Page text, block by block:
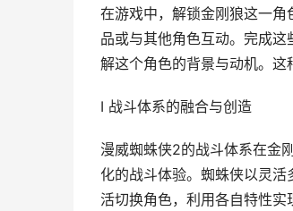
在游戏中，解锁金刚狼这一
品或与其他角色互动。完成
解这个角色的背景与动机。这
I 战斗体系的融合与创造
漫威蜘蛛侠2的战斗体系在金
化的战斗体验。蜘蛛侠以灵
活切换角色，利用各自特性实